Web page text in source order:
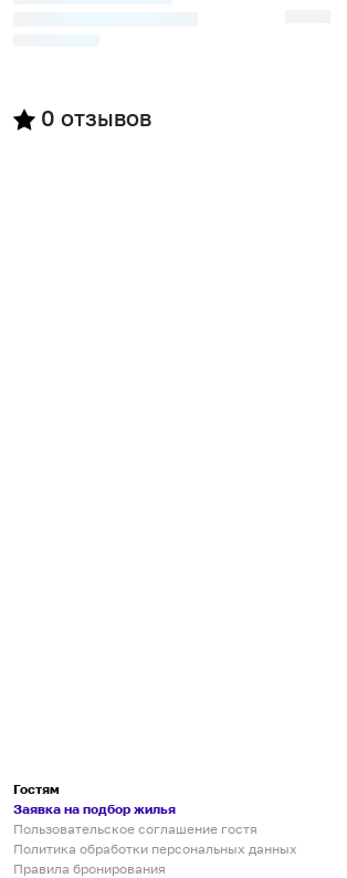
0 отзывов
Гостям
Заявка на подбор жилья
Пользовательское соглашение гостя
Политика обработки персональных данных
Правила бронирования